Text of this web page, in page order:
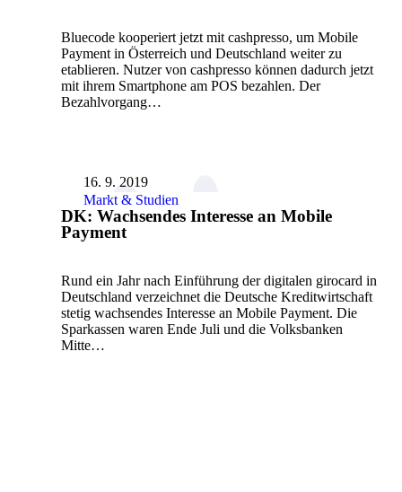
Bluecode kooperiert jetzt mit cashpresso, um Mobile
Payment in Österreich und Deutschland weiter zu
etablieren. Nutzer von cashpresso können dadurch jetzt
mit ihrem Smartphone am POS bezahlen. Der
Bezahlvorgang…
16. 9. 2019
Markt & Studien
DK: Wachsendes Interesse an Mobile
Payment
Rund ein Jahr nach Einführung der digitalen girocard in
Deutschland verzeichnet die Deutsche Kreditwirtschaft
stetig wachsendes Interesse an Mobile Payment. Die
Sparkassen waren Ende Juli und die Volksbanken
Mitte…